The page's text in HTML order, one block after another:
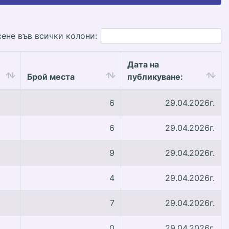
във всички колони:
Брой места
Дата на
публикуване:
6 29.04.2026г.
6 29.04.2026г.
9 29.04.2026г.
4 29.04.2026г.
7 29.04.2026г.